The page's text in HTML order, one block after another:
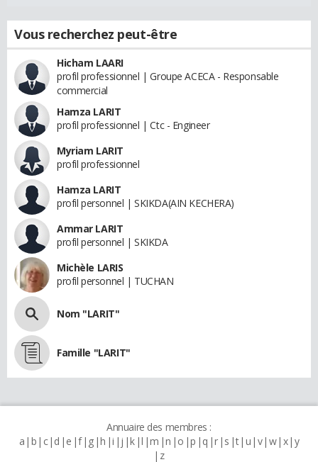
Vous recherchez peut-être
Hicham LAARI
profil professionnel | Groupe ACECA - Responsable
commercial
Hamza LARIT
profil professionnel | Ctc - Engineer
Myriam LARIT
profil professionnel
Hamza LARIT
profil personnel | SKIKDA(AIN KECHERA)
Ammar LARIT
profil personnel | SKIKDA
Michèle LARIS
profil personnel | TUCHAN
Nom "LARIT"
Famille "LARIT"
Annuaire des membres :
a b c d e f g h i j k l m n o p q r s t u v w x y
z